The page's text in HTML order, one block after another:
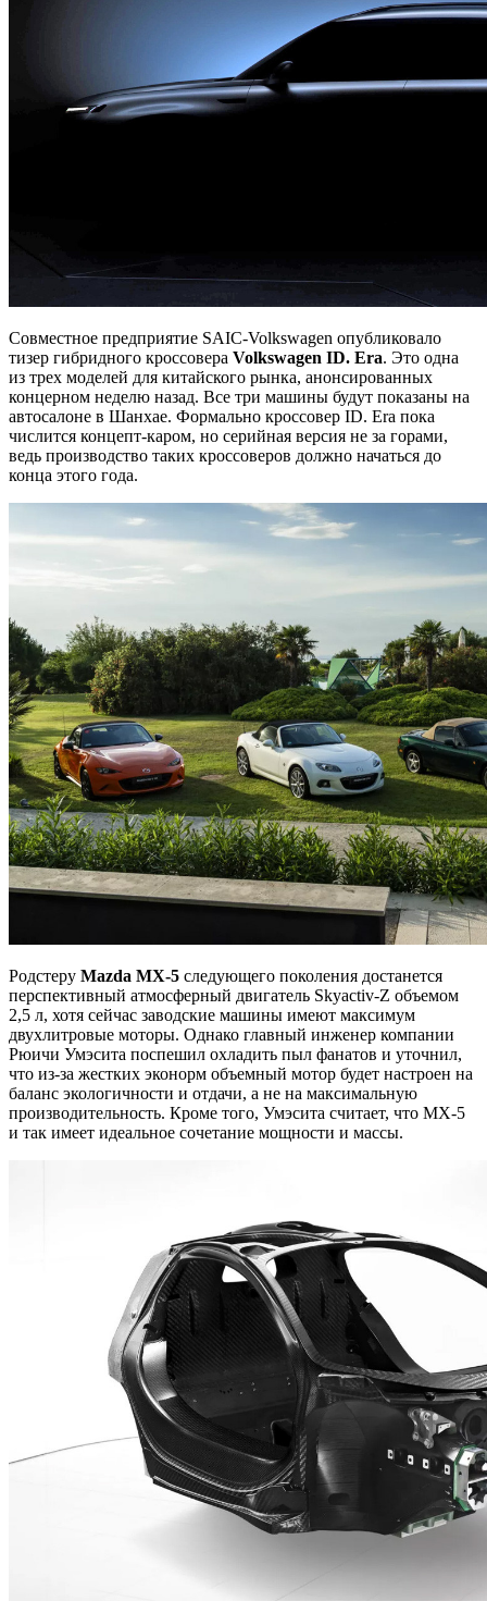
Совместное предприятие SAIC-Volkswagen опубликовало
тизер гибридного кроссовера Volkswagen ID. Era. Это одна
из трех моделей для китайского рынка, анонсированных
концерном неделю назад. Все три машины будут показаны на
автосалоне в Шанхае. Формально кроссовер ID. Era пока
числится концепт-каром, но серийная версия не за горами,
ведь производство таких кроссоверов должно начаться до
конца этого года.
Родстеру Mazda MX-5 следующего поколения достанется
перспективный атмосферный двигатель Skyactiv-Z объемом
2,5 л, хотя сейчас заводские машины имеют максимум
двухлитровые моторы. Однако главный инженер компании
Рюичи Умэсита поспешил охладить пыл фанатов и уточнил,
что из-за жестких эконорм объемный мотор будет настроен на
баланс экологичности и отдачи, а не на максимальную
производительность. Кроме того, Умэсита считает, что MX-5
и так имеет идеальное сочетание мощности и массы.